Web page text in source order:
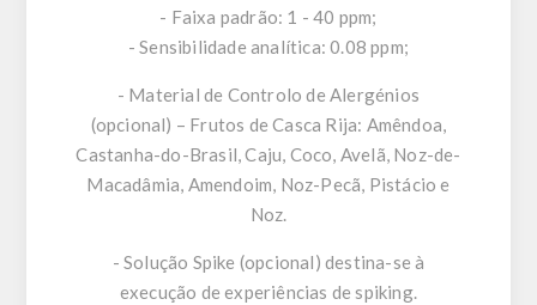
- Faixa padrão: 1 - 40 ppm;
- Sensibilidade analítica: 0.08 ppm;
- Material de Controlo de Alergénios
(opcional) – Frutos de Casca Rija: Amêndoa,
Castanha-do-Brasil, Caju, Coco, Avelã, Noz-de-
Macadâmia, Amendoim, Noz-Pecã, Pistácio e
Noz.
- Solução Spike (opcional) destina-se à
execução de experiências de spiking.